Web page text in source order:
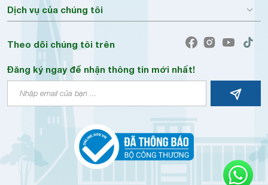
Dịch vụ của chúng tôi
Theo dõi chúng tôi trên
Đăng ký ngay để nhận thông tin mới nhất!